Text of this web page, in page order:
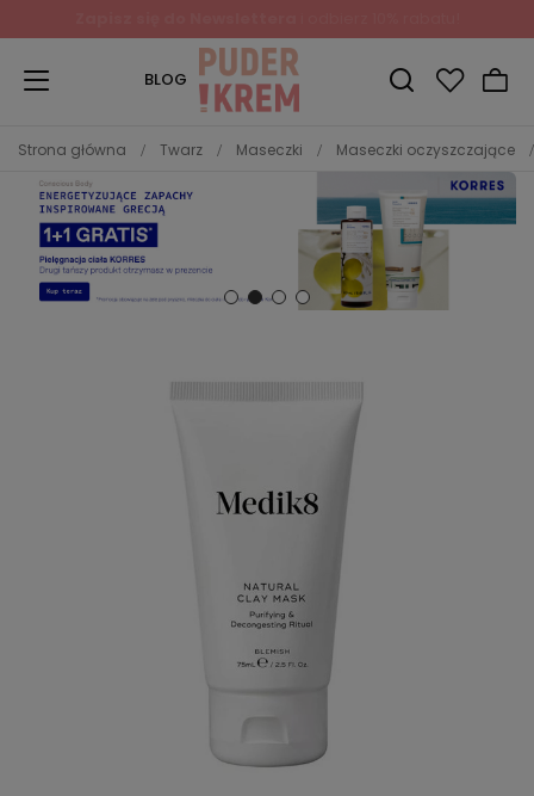
BLOG
Strona główna Twarz Maseczki Maseczki oczyszczające